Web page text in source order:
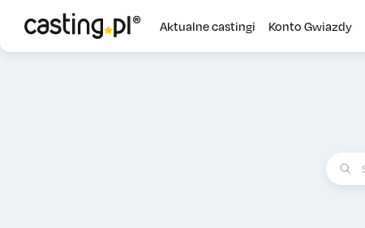
Aktualne castingi Konto Gwiazdy